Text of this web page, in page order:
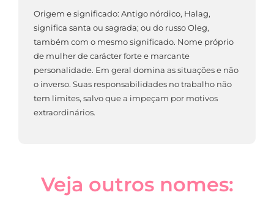
Origem e significado: Antigo nórdico, Halag,
significa santa ou sagrada; ou do russo Oleg,
também com o mesmo significado. Nome próprio
de mulher de carácter forte e marcante
personalidade. Em geral domina as situações e não
o inverso. Suas responsabilidades no trabalho não
tem limites, salvo que a impeçam por motivos
extraordinários.
Veja outros nomes: